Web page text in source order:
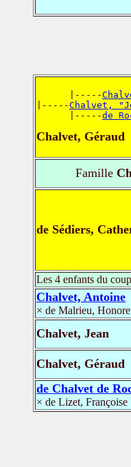
      |-----
|-----Chalvet,
      |-----
de
Chalvet, Géraud
Famille
de Sédiers,
Les 4 enfants du
Chalvet, Antoine
× de Malrieu,
Chalvet, Jean
Chalvet, Géraud
de Chalvet de
× de Lizet, Françoise